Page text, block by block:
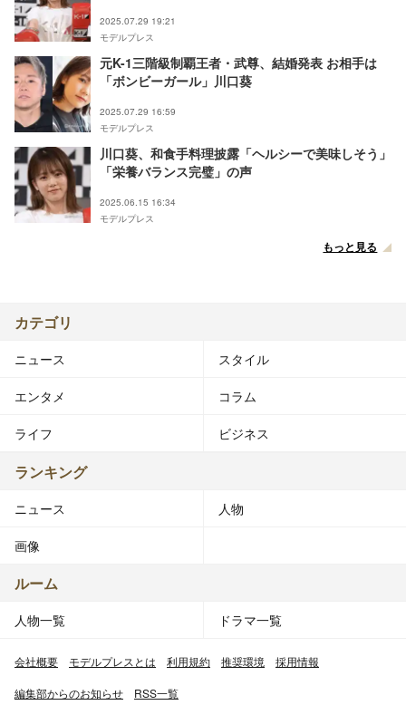
2025.07.29 19:21
モデルプレス
元K-1三階級制覇王者・武尊、結婚発表 お相手は
「ボンビーガール」川口葵
2025.07.29 16:59
モデルプレス
川口葵、和食手料理披露「ヘルシーで美味しそう」
「栄養バランス完璧」の声
2025.06.15 16:34
モデルプレス
もっと見る
カテゴリ
ニュース スタイル
エンタメ コラム
ライフ ビジネス
ランキング
ニュース 人物
画像
ルーム
人物一覧 ドラマ一覧
会社概要 モデルプレスとは 利用規約 推奨環境 採用情報
編集部からのお知らせ RSS一覧